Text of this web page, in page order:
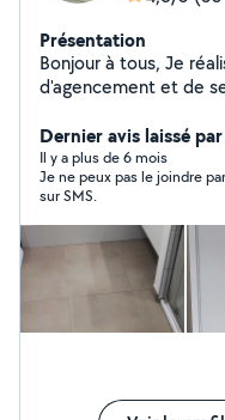
Présentation
Bonjour à tous, Je réalise des travaux de menuiserie
d'agencement et de
divers travaux
14 ans d'expérience
Bac Professionnel
en 2012. Sérieux,
également très
Dernier avis laissé
Il y a plus de 6 mois
Je ne peux pas le joindre
sur SMS.